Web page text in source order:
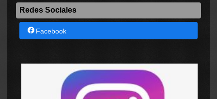
Redes Sociales
Facebook